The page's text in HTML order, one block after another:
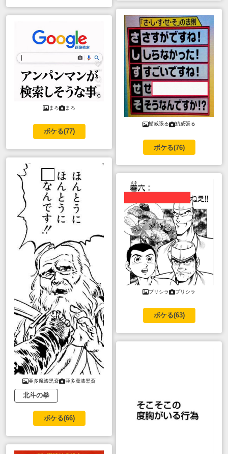
まろ まろ
ボケる(77)
亜多魔漆黒斎 亜多魔漆黒斎
北斗の拳
ボケる(66)
鯖威張る 鯖威張る
ボケる(76)
プリシラ プリシラ
ボケる(63)